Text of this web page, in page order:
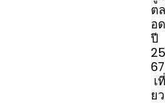
ตล
อด
ปี
25
67
เที่
ยว